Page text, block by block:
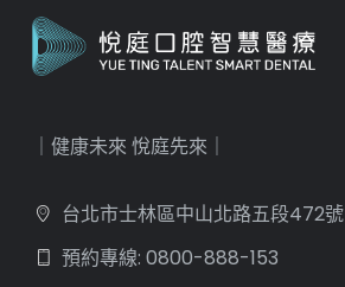
｜健康未來 悅庭先來｜
台北市士林區中山北路五段472號
預約專線: 0800-888-153